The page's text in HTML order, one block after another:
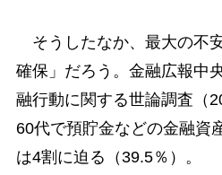
そうしたなか、最大の不
確保」だろう。金融広報中
融行動に関する世論調査（
60代で預貯金などの金融資
は4割に迫る（39.5％）。